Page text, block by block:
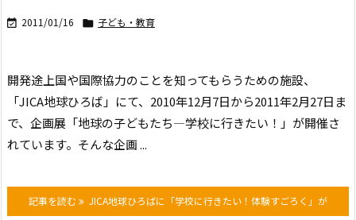
 2011/01/16  子ども・教育
開発途上国や国際協力のことを知ってもらうための施設、
「JICA地球ひろば」にて、2010年12月7日から2011年2月27日ま
で、 企画展「地球の子どもたち―学校に行きたい！」が開催さ
れています。 そんな企画 ...
記事を読む JICA地球ひろばに「学校に行きたい！体験すごろく」が